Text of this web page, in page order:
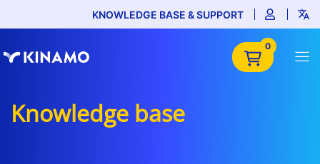
KNOWLEDGE BASE & SUPPORT
0
Knowledge base